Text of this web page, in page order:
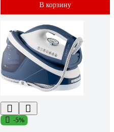
В корзину
-5%